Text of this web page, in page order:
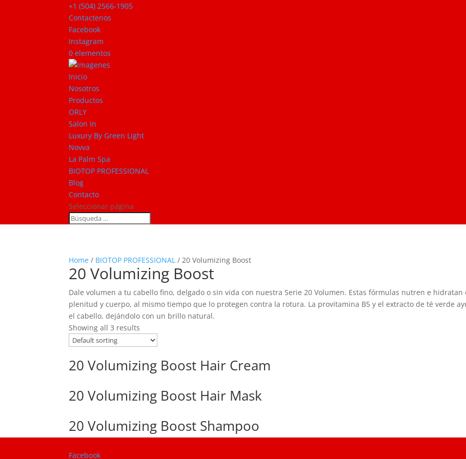
+1 (504) 2566-1905
Contactenos
Facebook
Instagram
0 elementos
Inicio
Nosotros
Productos
ORLY
Salon In
Luxury By Green Light
Novva
La Palm Spa
BIOTOP PROFESSIONAL
Blog
Contacto
Seleccionar página
Home / BIOTOP PROFESSIONAL / 20 Volumizing Boost
20 Volumizing Boost
Dale volumen a tu cabello fino, delgado o sin vida con nuestra Serie 20 Volumen. Estas fórmulas nutren e
plenitud y cuerpo, al mismo tiempo que lo protegen contra la rotura. La provitamina B5 y el extracto de té verde
el cabello, dejándolo con un brillo natural.
Showing all 3 results
20 Volumizing Boost Hair Cream
20 Volumizing Boost Hair Mask
20 Volumizing Boost Shampoo
Facebook